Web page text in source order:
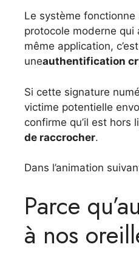
Le système
protocole moderne qui
même application,
uneauthentification
Si cette signature
victime potentielle
confirme qu’il est hors
de raccrocher.
Dans l’animation
Parce
à nos